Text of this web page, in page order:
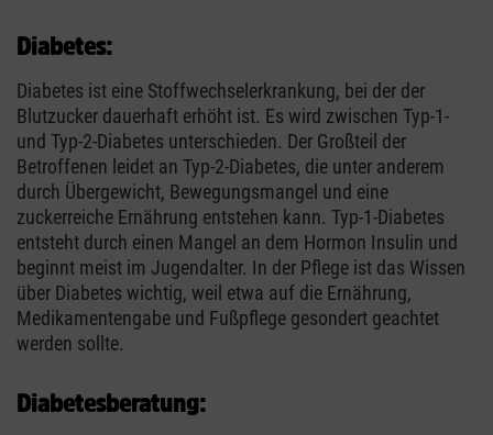
Diabetes:
Diabetes ist eine Stoffwechselerkrankung, bei der der
Blutzucker dauerhaft erhöht ist. Es wird zwischen Typ-1-
und Typ-2-Diabetes unterschieden. Der Großteil der
Betroffenen leidet an Typ-2-Diabetes, die unter anderem
durch Übergewicht, Bewegungsmangel und eine
zuckerreiche Ernährung entstehen kann. Typ-1-Diabetes
entsteht durch einen Mangel an dem Hormon Insulin und
beginnt meist im Jugendalter. In der Pflege ist das Wissen
über Diabetes wichtig, weil etwa auf die Ernährung,
Medikamentengabe und Fußpflege gesondert geachtet
werden sollte.
Diabetesberatung: